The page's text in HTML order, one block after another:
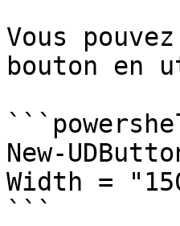
Vous
bouton en
New-
Width =
```